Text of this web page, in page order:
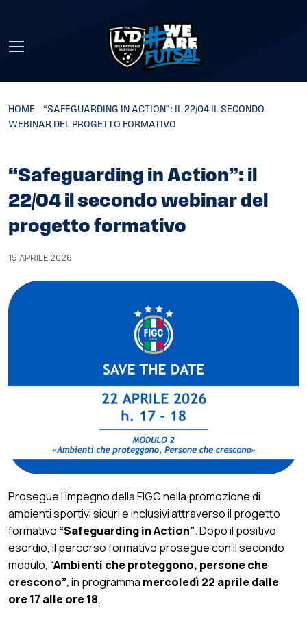
HOME
“SAFEGUARDING IN ACTION”: IL 22/04 IL SECONDO
WEBINAR DEL PROGETTO FORMATIVO
“Safeguarding in Action”: il
22/04 il secondo webinar del
progetto formativo
15 APRILE 2026
Prosegue l’impegno della FIGC nella promozione di
ambienti sportivi sicuri e inclusivi attraverso il progetto
formativo “Safeguarding in Action”. Dopo il positivo
esordio, il percorso formativo prosegue con il secondo
modulo, “Ambienti che proteggono, persone che
crescono”,in programma mercoledì 22 aprile dalle
ore 17 alle ore 18.